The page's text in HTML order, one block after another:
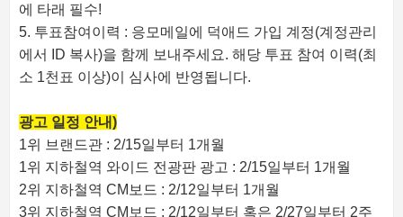
에 타래 필수!
5. 투표참여이력 : 응모메일에 덕애드 가입 계정(계정관리
에서 ID 복사)을 함께 보내주세요. 해당 투표 참여 이력(최
소 1천표 이상)이 심사에 반영됩니다.
광고 일정 안내)
1위 브랜드관 : 2/15일부터 1개월
1위 지하철역 와이드 전광판 광고 : 2/15일부터 1개월
2위 지하철역 CM보드 : 2/12일부터 1개월
3위 지하철역 CM보드 : 2/12일부터 혹은 2/27일부터 2주